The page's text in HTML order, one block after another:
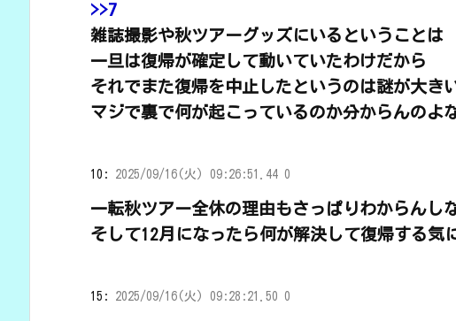
>>7
雑誌撮影や秋ツアーグッズにいるということは
一旦は復帰が確定して動いていたわけだから
それでまた復帰を中止したというのは謎が大き
マジで裏で何が起こっているのか分からんのよ
10: 2025/09/16(火) 09:26:51.44 0
一転秋ツアー全休の理由もさっぱりわからんし
そして12月になったら何が解決して復帰する気
15: 2025/09/16(火) 09:28:21.50 0